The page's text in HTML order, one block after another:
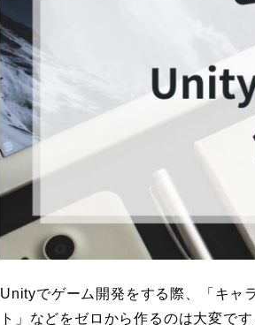
Unityでゲーム開発をする際、
「キャ
ト」などをゼロから作るのは大変です